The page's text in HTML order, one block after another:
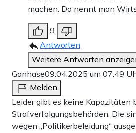
machen. Da nennt man
9
Antworten
Weitere Antworten
Ganhase09.04.2025 um 07:49
Melden
Leider gibt es keine Kapazitäten
Strafverfolgungsbehörden. Die
wegen „Politikerbeleidung“